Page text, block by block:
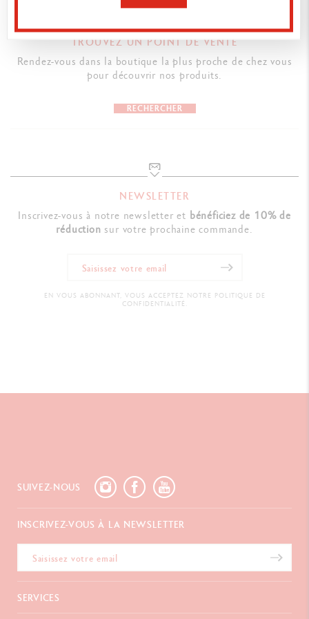
carnet à portée de main) en blanc sur le côté
Petites illustrations décoratives dessinées à la main par Sir Paul
Smith tout au long du carnet (toutes les 4 pages)
216 pages
Pages blanches quadrillage en pointillées
Poids : 148 g
TECHNIQUES D'UTILISATION
Les pointillés permettent autant l’écriture que le dessin
FSC™, sans acide
TROUVEZ UN POINT DE VENTE
Rendez-vous dans la boutique la plus proche de chez vous
pour découvrir nos produits.
RECHERCHER
NEWSLETTER
Inscrivez-vous à notre newsletter et bénéficiez de 10% de
réduction sur votre prochaine commande.
EN VOUS ABONNANT, VOUS ACCEPTEZ NOTRE POLITIQUE DE
CONFIDENTIALITÉ.
SUIVEZ-NOUS
INSCRIVEZ-VOUS À LA NEWSLETTER
SERVICES